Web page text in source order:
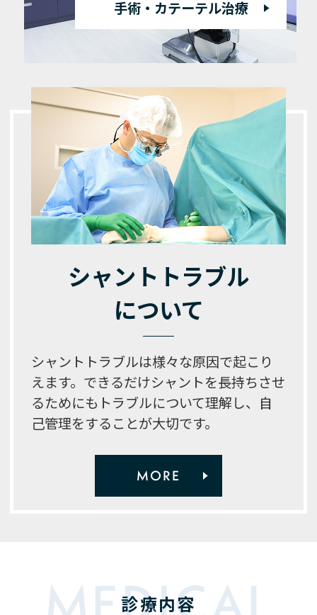
手術・カテーテル治療
シャントトラブル
について
シャントトラブルは様々な原因で起こり
えます。できるだけシャントを長持ちさせ
るためにもトラブルについて理解し、自
己管理をすることが大切です。
MORE
診療内容